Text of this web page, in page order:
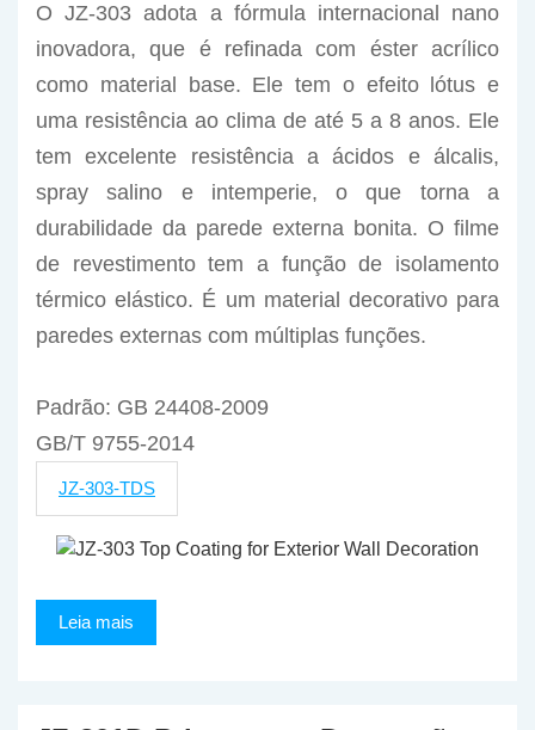
O JZ-303 adota a fórmula internacional nano
inovadora, que é refinada com éster acrílico
como material base. Ele tem o efeito lótus e
uma resistência ao clima de até 5 a 8 anos. Ele
tem excelente resistência a ácidos e álcalis,
spray salino e intemperie, o que torna a
durabilidade da parede externa bonita. O filme
de revestimento tem a função de isolamento
térmico elástico. É um material decorativo para
paredes externas com múltiplas funções.
Padrão: GB 24408-2009
GB/T 9755-2014
JZ-303-TDS
Leia mais